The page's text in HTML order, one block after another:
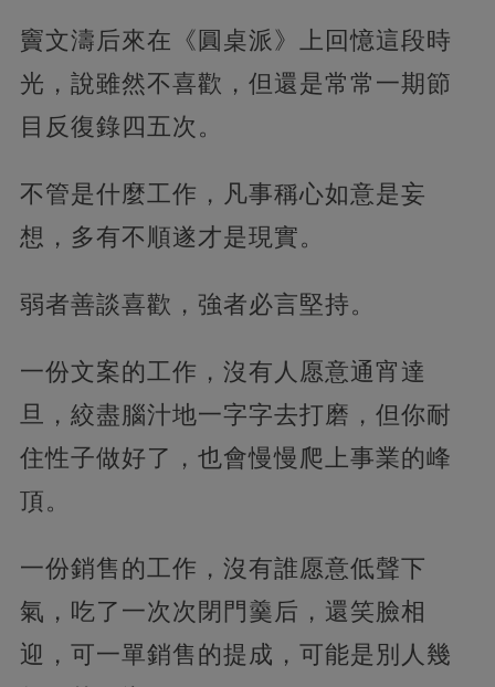
竇文濤后來在《圓桌派》上回憶這段時
光，說雖然不喜歡，但還是常常一期節
目反復錄四五次。
不管是什麼工作，凡事稱心如意是妄
想，多有不順遂才是現實。
弱者善談喜歡，強者必言堅持。
一份文案的工作，沒有人愿意通宵達
旦，絞盡腦汁地一字字去打磨，但你耐
住性子做好了，也會慢慢爬上事業的峰
頂。
一份銷售的工作，沒有誰愿意低聲下
氣，吃了一次次閉門羹后，還笑臉相
迎，可一單銷售的提成，可能是別人幾